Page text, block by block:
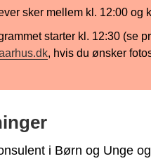
sker mellem kl. 12:00 og
starter kl. 12:30 (se
, hvis du ønsker
i Børn og Unge